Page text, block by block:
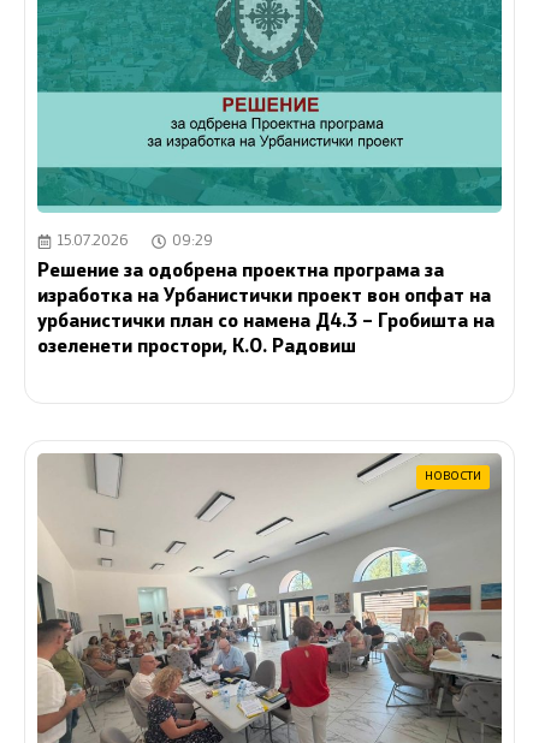
15.07.2026 09:29
Решение за одобрена проектна програма за
изработка на Урбанистички проект вон опфат на
урбанистички план со намена Д4.3 – Гробишта на
озеленети простори, К.О. Радовиш
НОВОСТИ